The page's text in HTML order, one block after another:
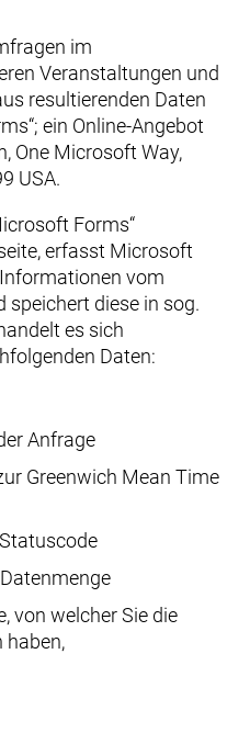
im
Veranstaltungen und
resultierenden Daten
ein Online-Angebot
One Microsoft Way,
USA.
Forms“
erfasst Microsoft
vom
speichert diese in sog.
es sich
Daten:
Anfrage
Greenwich Mean Time
von welcher Sie die
haben,